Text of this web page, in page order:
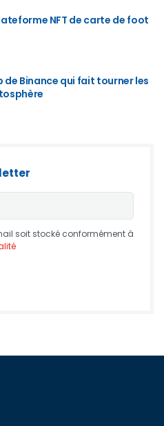
NFT de carte de foot
de Binance qui fait tourner les
soit stocké conformément à